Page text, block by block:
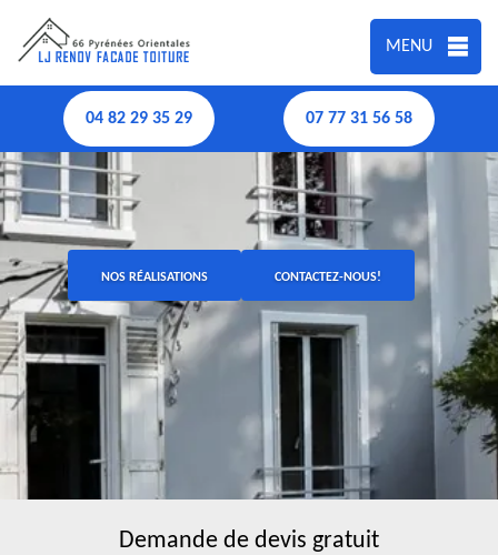
MENU
04 82 29 35 29 07 77 31 56 58
NOS RÉALISATIONS CONTACTEZ-NOUS!
Demande de devis gratuit